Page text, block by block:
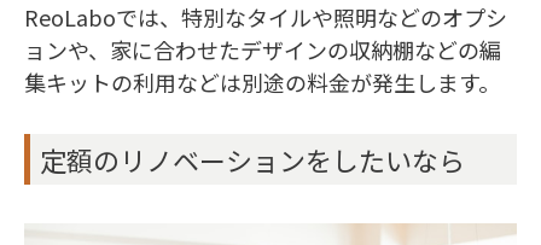
ReoLaboでは、特別なタイルや照明などのオプシ
ョンや、家に合わせたデザインの収納棚などの編
集キットの利用などは別途の料金が発生します。
定額のリノベーションをしたいなら